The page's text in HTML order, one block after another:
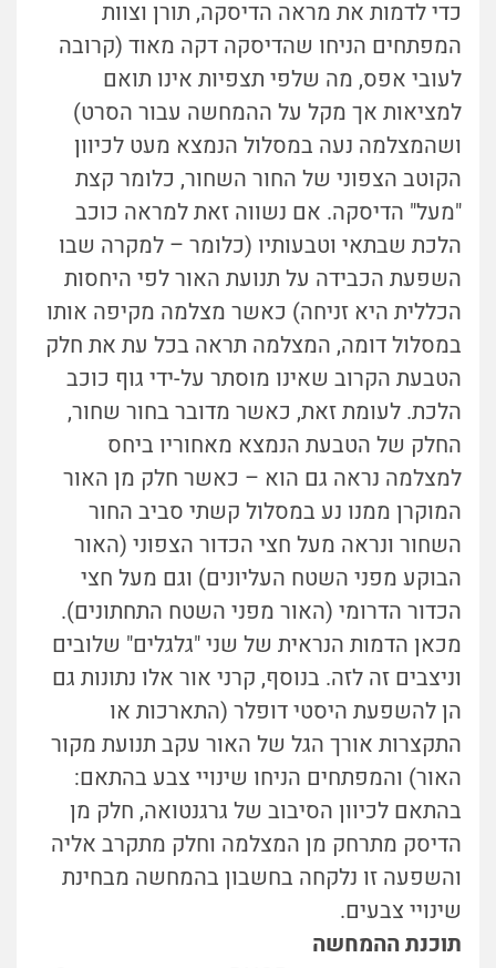
כדי לדמות את מראה הדיסקה, תורן וצוות
המפתחים הניחו שהדיסקה דקה מאוד (קרובה
לעובי אפס, מה שלפי תצפיות אינו תואם
למציאות אך מקל על ההמחשה עבור הסרט)
ושהמצלמה נעה במסלול הנמצא מעט לכיוון
הקוטב הצפוני של החור השחור, כלומר קצת
"מעל" הדיסקה. אם נשווה זאת למראה כוכב
הלכת שבתאי וטבעותיו (כלומר – למקרה שבו
השפעת הכבידה על תנועת האור לפי היחסות
הכללית היא זניחה) כאשר מצלמה מקיפה אותו
במסלול דומה, המצלמה תראה בכל עת את חלק
הטבעת הקרוב שאינו מוסתר על-ידי גוף כוכב
הלכת. לעומת זאת, כאשר מדובר בחור שחור,
החלק של הטבעת הנמצא מאחוריו ביחס
למצלמה נראה גם הוא – כאשר חלק מן האור
המוקרן ממנו נע במסלול קשתי סביב החור
השחור ונראה מעל חצי הכדור הצפוני (האור
הבוקע מפני השטח העליונים) וגם מעל חצי
הכדור הדרומי (האור מפני השטח התחתונים).
מכאן הדמות הנראית של שני "גלגלים" שלובים
וניצבים זה לזה. בנוסף, קרני אור אלו נתונות גם
הן להשפעת היסטי דופלר (התארכות או
התקצרות אורך הגל של האור עקב תנועת מקור
האור) והמפתחים הניחו שינויי צבע בהתאם:
בהתאם לכיוון הסיבוב של גרגנטואה, חלק מן
הדיסק מתרחק מן המצלמה וחלק מתקרב אליה
והשפעה זו נלקחה בחשבון בהמחשה מבחינת
שינויי צבעים.
תוכנת ההמחשה